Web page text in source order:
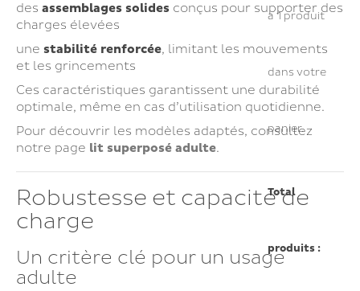
a 1 produit
dans votre
panier.
Total
produits :
des assemblages solides conçus pour supporter des
charges élevées
une stabilité renforcée, limitant les mouvements
et les grincements
Ces caractéristiques garantissent une durabilité
optimale, même en cas d’utilisation quotidienne.
Pour découvrir les modèles adaptés, consultez
notre page lit superposé adulte.
Robustesse et capacité de
charge
Un critère clé pour un usage
adulte